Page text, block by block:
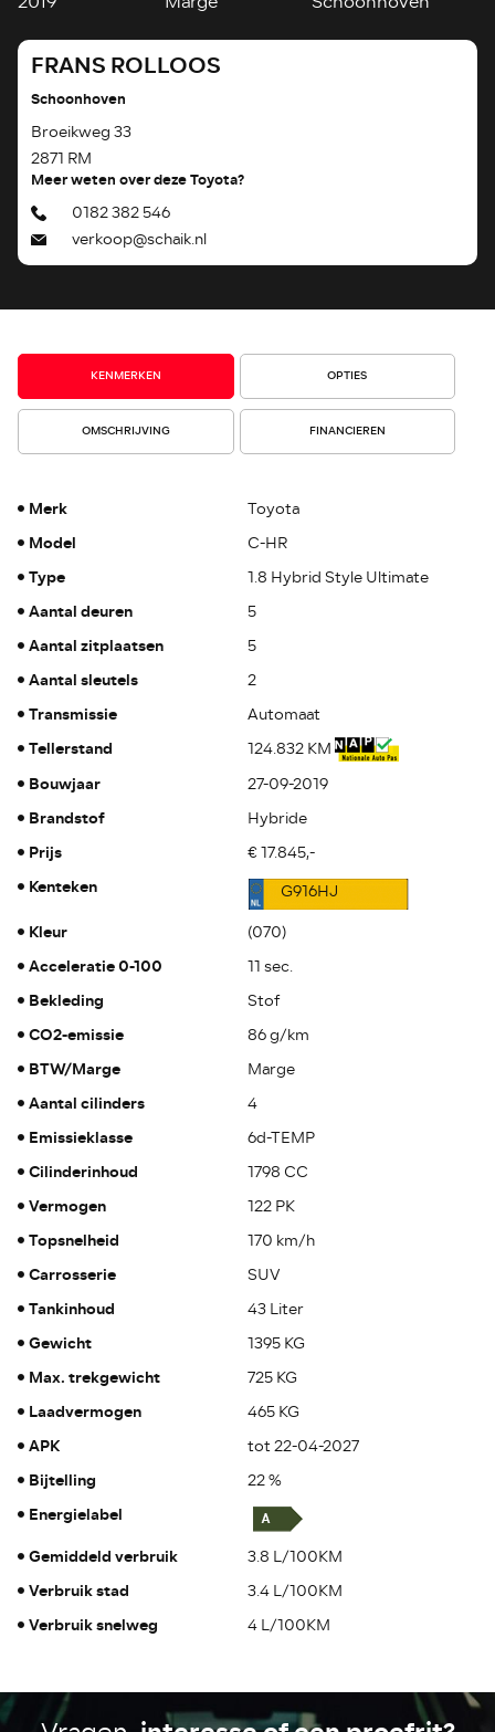
FRANS ROLLOOS
Schoonhoven
Broeikweg 33
2871 RM
Meer weten over deze Toyota?
0182 382 546
verkoop@schaik.nl
KENMERKEN OPTIES
OMSCHRIJVING FINANCIEREN
Merk Toyota
Model C-HR
Type 1.8 Hybrid Style Ultimate
Aantal deuren 5
Aantal zitplaatsen 5
Aantal sleutels 2
Transmissie Automaat
Tellerstand 124.832 KM
Bouwjaar 27-09-2019
Brandstof Hybride
Prijs € 17.845,-
Kenteken G916HJ
Kleur (070)
Acceleratie 0-100 11 sec.
Bekleding Stof
CO2-emissie 86 g/km
BTW/Marge Marge
Aantal cilinders 4
Emissieklasse 6d-TEMP
Cilinderinhoud 1798 CC
Vermogen 122 PK
Topsnelheid 170 km/h
Carrosserie SUV
Tankinhoud 43 Liter
Gewicht 1395 KG
Max. trekgewicht 725 KG
Laadvermogen 465 KG
APK tot 22-04-2027
Bijtelling 22 %
Energielabel
Gemiddeld verbruik
3.8 L/100KM
Verbruik stad 3.4 L/100KM
Verbruik snelweg 4 L/100KM